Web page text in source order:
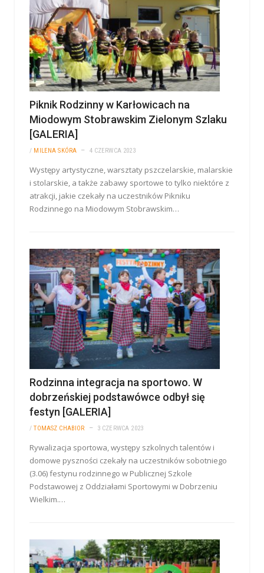
Piknik Rodzinny w Karłowicach na
Miodowym Stobrawskim Zielonym Szlaku
[GALERIA]
/ MILENA SKÓRA 4 CZERWCA 2023
Występy artystyczne, warsztaty pszczelarskie, malarskie
i stolarskie, a także zabawy sportowe to tylko niektóre z
atrakcji, jakie czekały na uczestników Pikniku
Rodzinnego na Miodowym Stobrawskim…
Rodzinna integracja na sportowo. W
dobrzeńskiej podstawówce odbył się
festyn [GALERIA]
/TOMASZ CHABIOR 3 CZERWCA 2023
Rywalizacja sportowa, występy szkolnych talentów i
domowe pyszności czekały na uczestników sobotniego
(3.06) festynu rodzinnego w Publicznej Szkole
Podstawowej z Oddziałami Sportowymi w Dobrzeniu
Wielkim.…